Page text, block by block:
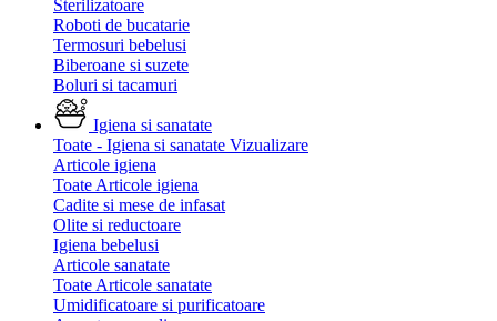
Sterilizatoare
Roboti de bucatarie
Termosuri bebelusi
Biberoane si suzete
Boluri si tacamuri
Igiena si sanatate
Toate - Igiena si sanatate Vizualizare
Articole igiena
Toate Articole igiena
Cadite si mese de infasat
Olite si reductoare
Igiena bebelusi
Articole sanatate
Toate Articole sanatate
Umidificatoare si purificatoare